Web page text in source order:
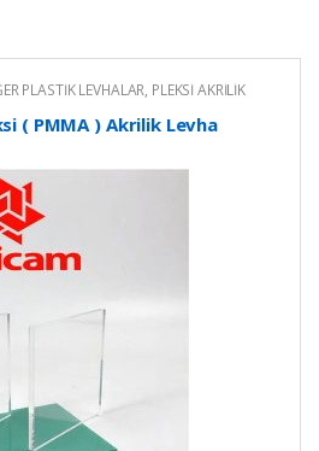
PLASTİK LEVHALAR, PLEKSİ AKRİLİK
( PMMA ) Akrilik Levha